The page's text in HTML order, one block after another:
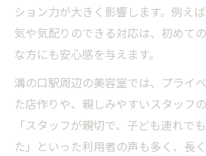
ション力が大きく影響します。例え
気や気配りのできる対応は、初めて
な方にも安心感を与えます。
溝の口駅周辺の美容室では、プライ
た店作りや、親しみやすいスタッフ
「スタッフが親切で、子ども連れで
た」といった利用者の声も多く、長